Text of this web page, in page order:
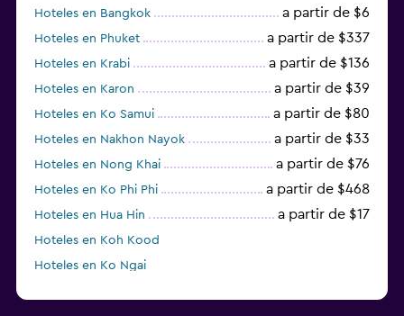
Hoteles en Bangkok a partir de $6
Hoteles en Phuket a partir de $337
Hoteles en Krabi a partir de $136
Hoteles en Karon a partir de $39
Hoteles en Ko Samui a partir de $80
Hoteles en Nakhon Nayok a partir de $33
Hoteles en Nong Khai a partir de $76
Hoteles en Ko Phi Phi a partir de $468
Hoteles en Hua Hin a partir de $17
Hoteles en Koh Kood
Hoteles en Ko Ngai